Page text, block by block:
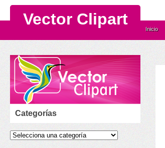
Vector Clipart
Inicio
Categorías